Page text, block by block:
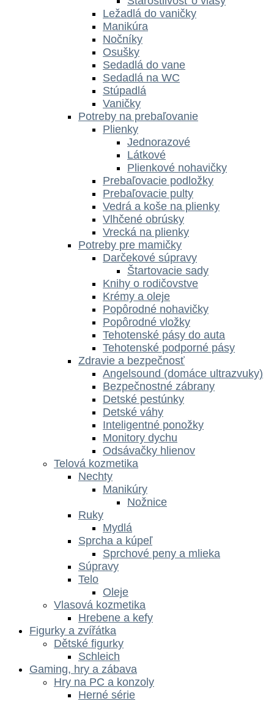
Ležadlá do vaničky
Manikúra
Nočníky
Osušky
Sedadlá do vane
Sedadlá na WC
Stúpadlá
Vaničky
Potreby na prebaľovanie
Plienky
Jednorazové
Látkové
Plienkové nohavičky
Prebaľovacie podložky
Prebaľovacie pulty
Vedrá a koše na plienky
Vlhčené obrúsky
Vrecká na plienky
Potreby pre mamičky
Darčekové súpravy
Štartovacie sady
Knihy o rodičovstve
Krémy a oleje
Popôrodné nohavičky
Popôrodné vložky
Tehotenské pásy do auta
Tehotenské podporné pásy
Zdravie a bezpečnosť
Angelsound (domáce ultrazvuky)
Bezpečnostné zábrany
Detské pestúnky
Detské váhy
Inteligentné ponožky
Monitory dychu
Odsávačky hlienov
Telová kozmetika
Nechty
Manikúry
Nožnice
Ruky
Mydlá
Sprcha a kúpeľ
Sprchové peny a mlieka
Súpravy
Telo
Oleje
Vlasová kozmetika
Hrebene a kefy
Figurky a zvířátka
Dětské figurky
Schleich
Gaming, hry a zábava
Hry na PC a konzoly
Herné série